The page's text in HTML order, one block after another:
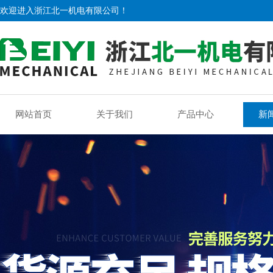
欢迎进入浙江北一机电有限公司！
网站首页 关于我们 产品中心 新